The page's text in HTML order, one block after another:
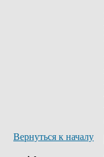
Вернуться к началу